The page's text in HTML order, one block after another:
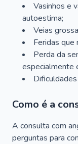
Vasinhos e
autoestima;
Veias
Feridas que
Perda da
especialmente
Como é a
A consulta com
perguntas para